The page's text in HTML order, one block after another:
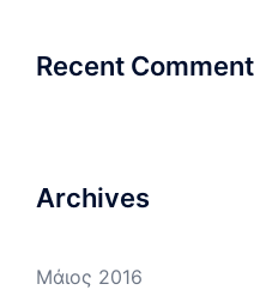
Recent
Archives
Μάιος 2016